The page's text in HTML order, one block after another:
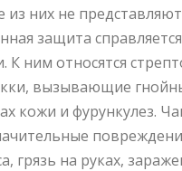
них не
защита
К ним относятся
вызывающие
кожи и фурункулез.
грязь на руках,